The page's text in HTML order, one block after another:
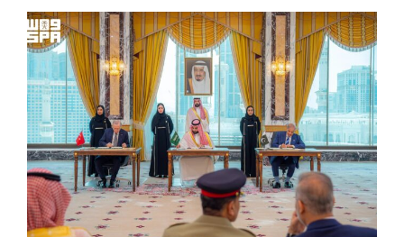
Insight Publications
À propos
Nous contacter
Formules d’abonnement
Mon compte